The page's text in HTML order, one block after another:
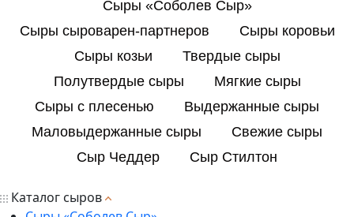
Сыры «Соболев Сыр»
Сыры сыроварен-партнеров
Сыры коровьи
Сыры козьи
Твердые сыры
Полутвердые сыры
Мягкие сыры
Сыры с плесенью
Выдержанные сыры
Маловыдержанные сыры
Свежие сыры
Сыр Чеддер
Сыр Стилтон
Каталог сыров